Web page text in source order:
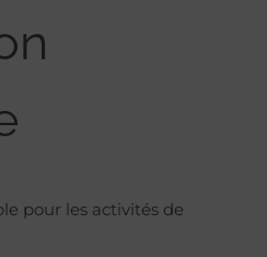
pour les activités de